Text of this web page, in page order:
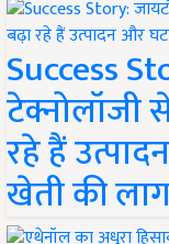
Success
टेक्नोलॉजी
रहे हैं
खेती की